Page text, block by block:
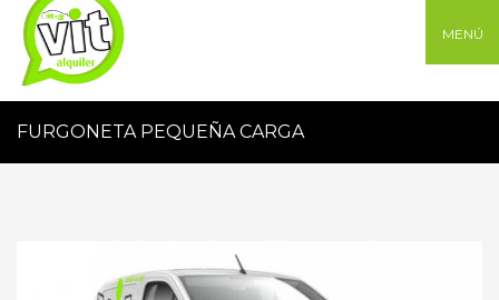
MENÚ
FURGONETA PEQUEÑA CARGA